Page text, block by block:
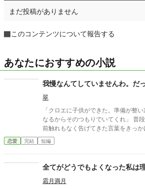
まだ投稿がありません
このコンテンツについて報告する
あなたにおすすめの小説
我慢なんてしていませんわ。だ
翠
「クロエに子供ができた。準備が整
なるからそのつもりでいてくれ」 普段ほとんど屋敷にいない夫が
前触れもなく告げてきた言葉をきっ
間”の契約を終わらせることにした。 赤の他人を屋敷に迎えるこ
とはしない。 不要なものに感情を砕く理由な
切り捨ててしまいましょう。
恋愛 完結 短編
全てがどうでもよくなった私は
霜月満月